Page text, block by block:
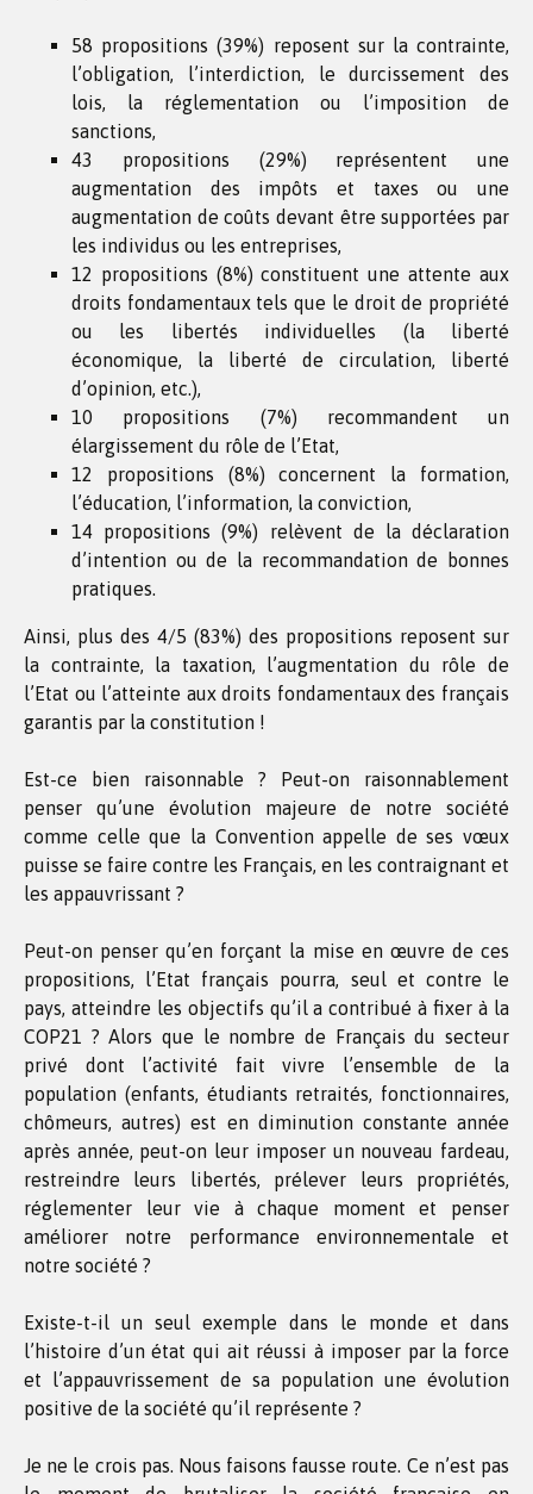
58 propositions (39%) reposent sur la contrainte,
l’obligation, l’interdiction, le durcissement des
lois, la réglementation ou l’imposition de
sanctions,
43 propositions (29%) représentent une
augmentation des impôts et taxes ou une
augmentation de coûts devant être supportées par
les individus ou les entreprises,
12 propositions (8%) constituent une attente aux
droits fondamentaux tels que le droit de propriété
ou les libertés individuelles (la liberté
économique, la liberté de circulation, liberté
d’opinion, etc.),
10 propositions (7%) recommandent un
élargissement du rôle de l’Etat,
12 propositions (8%) concernent la formation,
l’éducation, l’information, la conviction,
14 propositions (9%) relèvent de la déclaration
d’intention ou de la recommandation de bonnes
pratiques.
Ainsi, plus des 4/5 (83%) des propositions reposent sur
la contrainte, la taxation, l’augmentation du rôle de
l’Etat ou l’atteinte aux droits fondamentaux des français
garantis par la constitution !
Est-ce bien raisonnable ? Peut-on raisonnablement
penser qu’une évolution majeure de notre société
comme celle que la Convention appelle de ses vœux
puisse se faire contre les Français, en les contraignant et
les appauvrissant ?
Peut-on penser qu’en forçant la mise en œuvre de ces
propositions, l’Etat français pourra, seul et contre le
pays, atteindre les objectifs qu’il a contribué à fixer à la
COP21 ? Alors que le nombre de Français du secteur
privé dont l’activité fait vivre l’ensemble de la
population (enfants, étudiants retraités, fonctionnaires,
chômeurs, autres) est en diminution constante année
après année, peut-on leur imposer un nouveau fardeau,
restreindre leurs libertés, prélever leurs propriétés,
réglementer leur vie à chaque moment et penser
améliorer notre performance environnementale et
notre société ?
Existe-t-il un seul exemple dans le monde et dans
l’histoire d’un état qui ait réussi à imposer par la force
et l’appauvrissement de sa population une évolution
positive de la société qu’il représente ?
Je ne le crois pas. Nous faisons fausse route. Ce n’est pas